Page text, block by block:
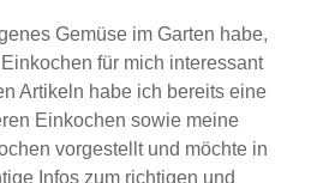
Gemüse im Garten habe,
für mich interessant
Artikeln habe ich bereits eine
Einkochen sowie meine
vorgestellt und möchte in
Infos zum richtigen und